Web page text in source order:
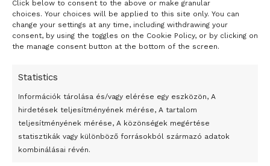
Click below to consent to the above or make granular
choices. Your choices will be applied to this site only. You can
change your settings at any time, including withdrawing your
consent, by using the toggles on the Cookie Policy, or by clicking on
the manage consent button at the bottom of the screen.
Statistics
Információk tárolása és/vagy elérése egy eszközön, A
hirdetések teljesítményének mérése, A tartalom
teljesítményének mérése, A közönségek megértése
statisztikák vagy különböző forrásokból származó adatok
kombinálásai révén.
24 óra
Egy vagyonért adták el Banksy művét miután elégették.
Az 1950-ben elhunyt alkotók művei szabadon
felhasználhatóvá válnak
Megváltoztatják a montenegrói egyházügyi törvény